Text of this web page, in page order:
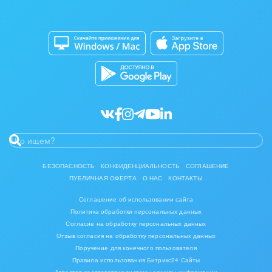
Инвестиционный бизнес
Интерьер, дизайн, декор
Консалтинговые и управленческие услуги
Мебель, лес, деревообработка
Медицина и фармацевтика
Металлургия
Кибербезопасность
Битрикс24 Маркет
Разработчикам приложений
БЕЗОПАСНОСТЬ КОНФИДЕНЦИАЛЬНОСТЬ
СОГЛАШЕНИЕ
ПУБЛИЧНАЯ ОФЕРТА
О НАС КОНТАКТЫ
Соглашение об использовании сайта
Политика обработки персональных данных
Согласие на обработку персональных данных
Отзыв согласия на обработку персональных данных
Поручение для конечного пользователя
Правила использования Битрикс24 Сайты